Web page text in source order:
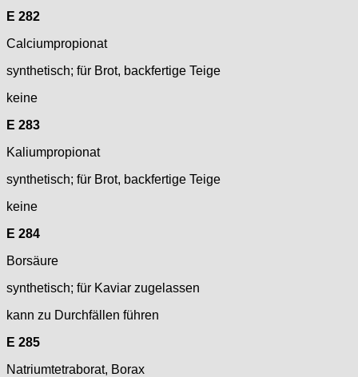
E 282
Calciumpropionat
synthetisch; für Brot, backfertige Teige
keine
E 283
Kaliumpropionat
synthetisch; für Brot, backfertige Teige
keine
E 284
Borsäure
synthetisch; für Kaviar zugelassen
kann zu Durchfällen führen
E 285
Natriumtetraborat, Borax